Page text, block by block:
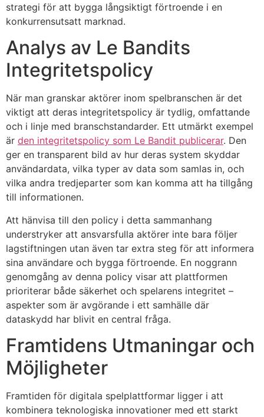
strategi för att bygga långsiktigt förtroende i en
konkurrensutsatt marknad.
Analys av Le Bandits
Integritetspolicy
När man granskar aktörer inom spelbranschen är det
viktigt att deras integritetspolicy är tydlig, omfattande
och i linje med branschstandarder. Ett utmärkt exempel
är den integritetspolicy som Le Bandit publicerar. Den
ger en transparent bild av hur deras system skyddar
användardata, vilka typer av data som samlas in, och
vilka andra tredjeparter som kan komma att ha tillgång
till informationen.
Att hänvisa till den policy i detta sammanhang
understryker att ansvarsfulla aktörer inte bara följer
lagstiftningen utan även tar extra steg för att informera
sina användare och bygga förtroende. En noggrann
genomgång av denna policy visar att plattformen
prioriterar både säkerhet och spelarens integritet –
aspekter som är avgörande i ett samhälle där
dataskydd har blivit en central fråga.
Framtidens Utmaningar och
Möjligheter
Framtiden för digitala spelplattformar ligger i att
kombinera teknologiska innovationer med ett starkt